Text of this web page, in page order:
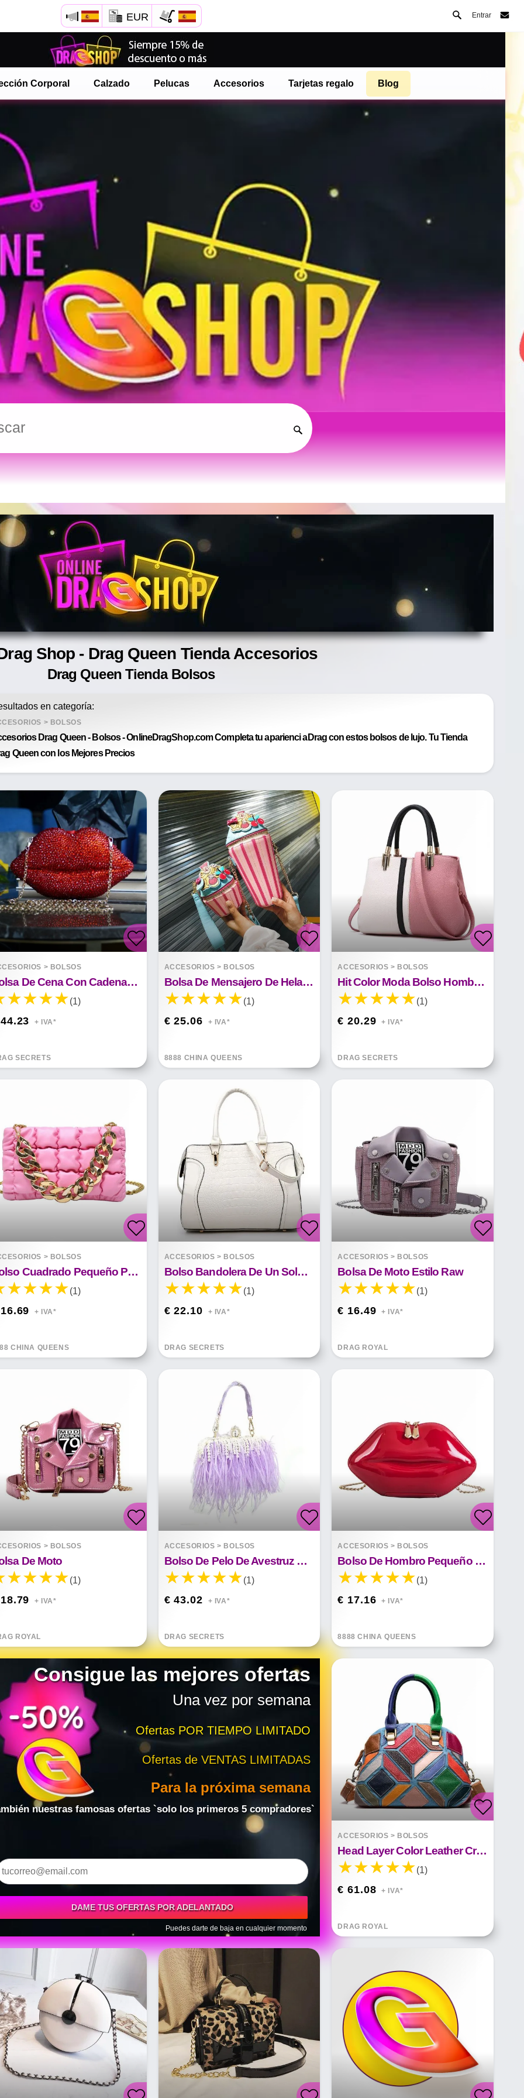
EUR Entrar
Corporal Calzado Pelucas Accesorios Tarjetas regalo Blog
Shop - Drag Queen Tienda Accesorios
Drag Queen Tienda Bolsos
en categoría:
> BOLSOS
Drag Queen - Bolsos - OnlineDragShop.com Completa tu aparienci aDrag con estos bolsos de lujo. Tu Tienda
Queen con los Mejores Precios
> BOLSOS
Bolsa De Cena Con Cadena De Labios De Diamantes De Imitación Beso
(1)
+ IVA*
SECRETS
ACCESORIOS > BOLSOS
Bolsa De Mensajero De Helado
(1)
€ 25.06 + IVA*
8888 CHINA QUEENS
ACCESORIOS > BOLSOS
Hit Color Moda Bolso Hombro Bolso Ocio
(1)
€ 20.29 + IVA*
DRAG SECRETS
> BOLSOS
Bolso Cuadrado Pequeño Portátil De Cadena Gruesa De Celosía
(1)
+ IVA*
CHINA QUEENS
ACCESORIOS > BOLSOS
Bolso Bandolera De Un Solo Hombro Con Estampado De Cocodrilo Smiley
(1)
€ 22.10 + IVA*
DRAG SECRETS
ACCESORIOS > BOLSOS
Bolsa De Moto Estilo Raw
(1)
€ 16.49 + IVA*
DRAG ROYAL
> BOLSOS
De Moto
(1)
+ IVA*
ROYAL
ACCESORIOS > BOLSOS
Bolso De Pelo De Avestruz Bolso De Embrague De Moda
(1)
€ 43.02 + IVA*
DRAG SECRETS
Consigue las mejores ofertas
Una vez por semana
Ofertas POR TIEMPO LIMITADO
Ofertas de VENTAS LIMITADAS
Para la próxima semana
nuestras famosas ofertas `solo los primeros 5 compradores`
DAME TUS OFERTAS POR ADELANTADO
Puedes darte de baja en cualquier momento
ACCESORIOS > BOLSOS
Bolso De Hombro Pequeño Con Cadena De Moda Labios
(1)
€ 17.16 + IVA*
8888 CHINA QUEENS
ACCESORIOS > BOLSOS
Head Layer Color Leather Cross - Bolso Bandolera
(1)
€ 61.08 + IVA*
DRAG ROYAL
Abre tu menú de Safari.
o toque el botón de safari como se muestra a la izquierda
y toca AÑADIR A LA PANTALLA DE INICIO